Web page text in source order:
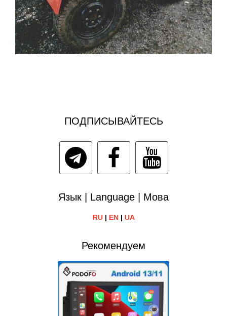
ПОДПИСЫВАЙТЕСЬ
Язык | Language | Мова
RU| EN| UA
Рекомендуем